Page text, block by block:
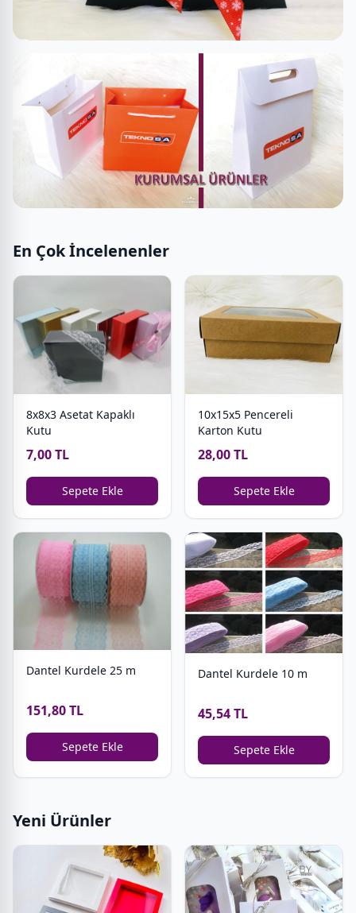
En Çok İncelenenler
8x8x3 Asetat Kapaklı
Kutu
7,00 TL
Sepete Ekle
10x15x5 Pencereli
Karton Kutu
28,00 TL
Sepete Ekle
Dantel Kurdele 25 m
151,80 TL
Sepete Ekle
Dantel Kurdele 10 m
45,54 TL
Sepete Ekle
Yeni Ürünler